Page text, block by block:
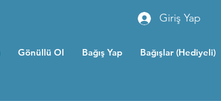
Giriş Yap
Gönüllü Ol Bağış Yap Bağışlar (Hediyeli)